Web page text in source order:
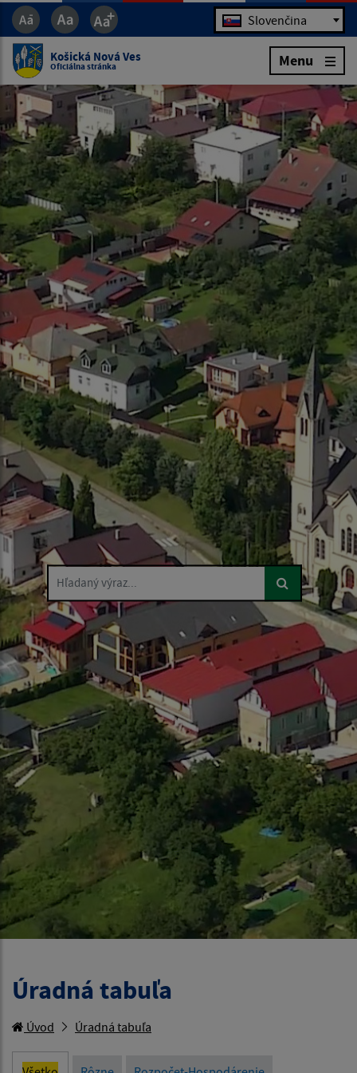
Jazyk Slovenčina
Košická Nová Ves
Oficiálna stránka Menu
Hľadaný výraz...
Úradná tabuľa
Úvod Úradná tabuľa